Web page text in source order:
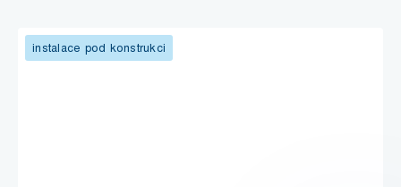
instalace pod konstrukci